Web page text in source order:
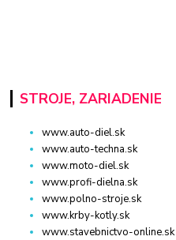
STROJE, ZARIADENIE
www.auto-diel.sk
www.auto-techna.sk
www.moto-diel.sk
www.profi-dielna.sk
www.polno-stroje.sk
www.krby-kotly.sk
www.stavebnictvo-online.sk